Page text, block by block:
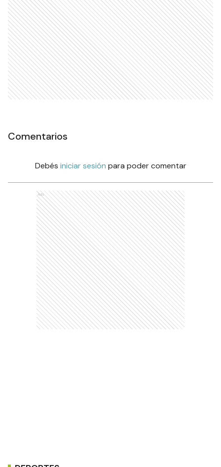
Comentarios
Debés iniciar sesión para poder comentar
Ads